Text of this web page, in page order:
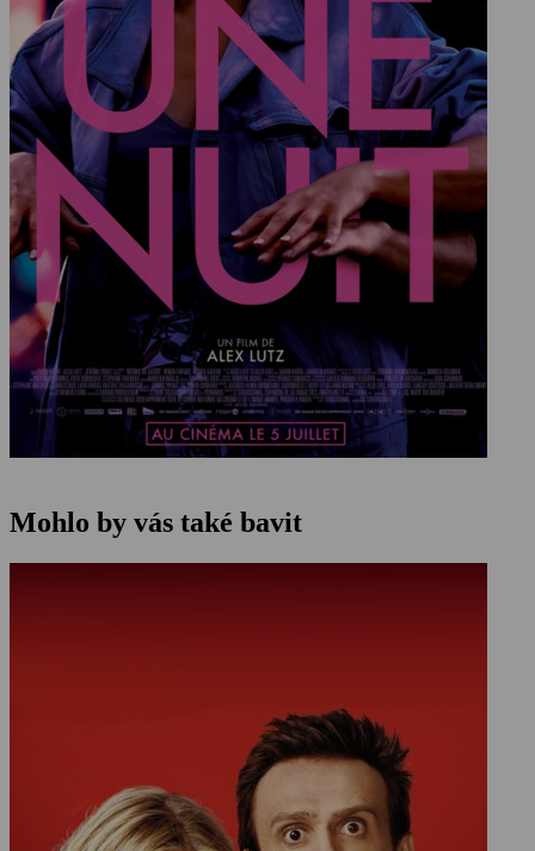
Mohlo by vás také bavit